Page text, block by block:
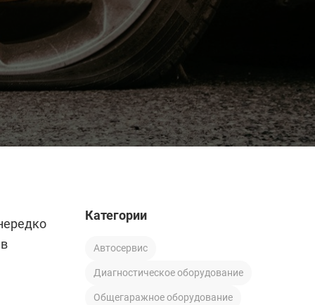
Категории
Автосервис
Диагностическое оборудование
Общегаражное оборудование